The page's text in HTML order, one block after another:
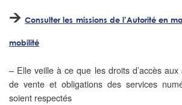
🡪Consulter les missions de l’Autorité en
mobilité
– Elle veille à ce que les droits d’accès
de vente et obligations des services
soient respectés